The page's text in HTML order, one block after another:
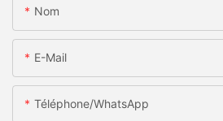
Nom
E-Mail
Téléphone/WhatsApp